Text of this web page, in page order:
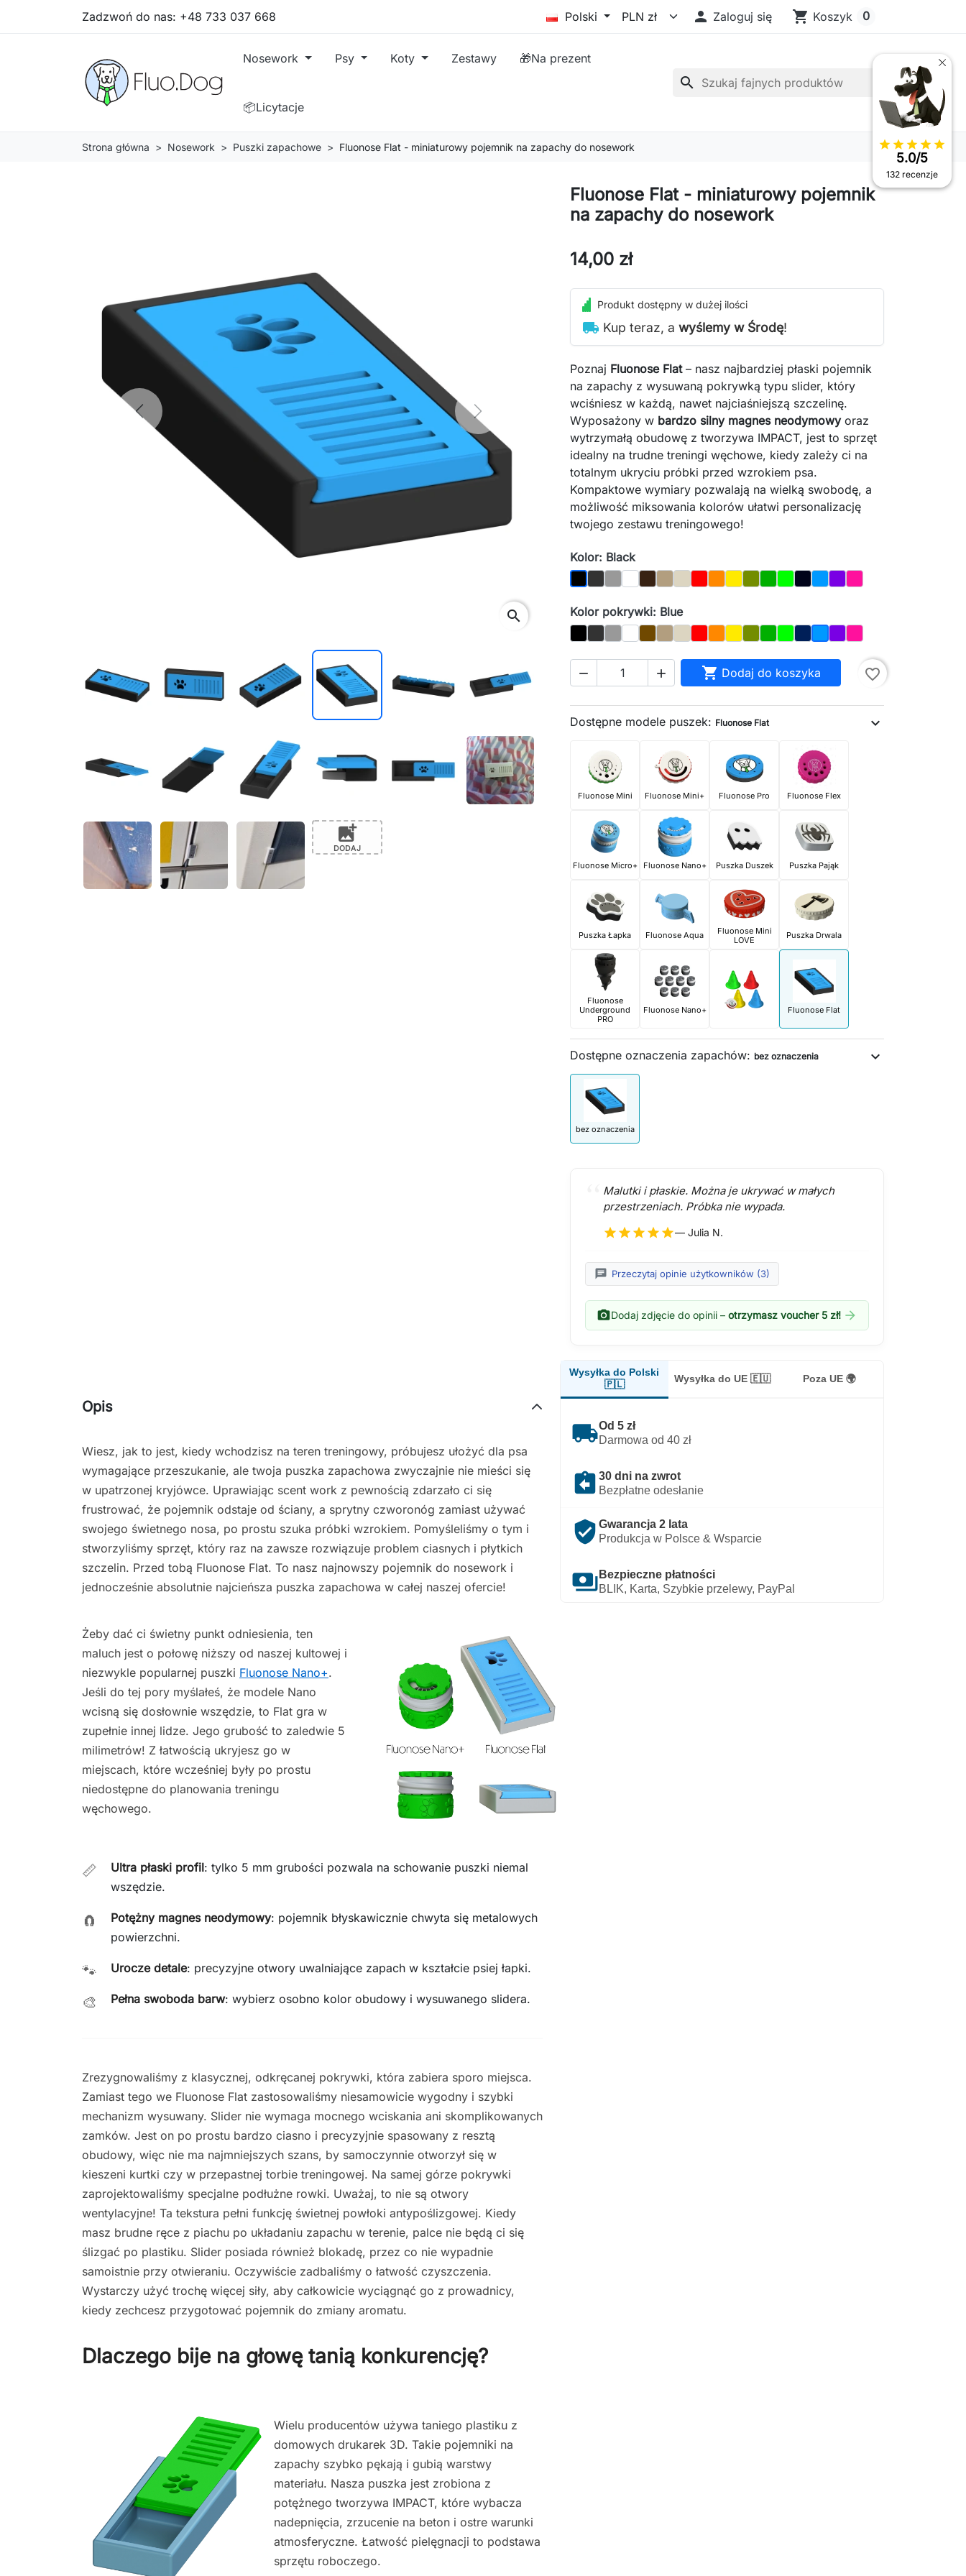
Zadzwoń do nas: +48 733 037 668 Polski  Zaloguj się shopping_cart Koszyk 0
Nosework Psy Koty Zestawy 🎁Na prezent
📦Licytacje
search
Strona główna Nosework Puszki zapachowe Fluonose Flat - miniaturowy pojemnik na zapachy do nosework
Previous Next
search
add_photo_alternate
DODAJ
Fluonose Flat - miniaturowy pojemnik
na zapachy do nosework
14,00 zł
Produkt dostępny w dużej ilości
local_shipping Kup teraz, a wyślemy w Środę!
Poznaj Fluonose Flat– nasz najbardziej płaski pojemnik
na zapachy z wysuwaną pokrywką typu slider, który
wciśniesz w każdą, nawet najciaśniejszą szczelinę.
Wyposażony w bardzo silny magnes neodymowyoraz
wytrzymałą obudowę z tworzywa IMPACT, jest to sprzęt
idealny na trudne treningi węchowe, kiedy zależy ci na
totalnym ukryciu próbki przed wzrokiem psa.
Kompaktowe wymiary pozwalają na wielką swobodę, a
możliwość miksowania kolorów ułatwi personalizację
twojego zestawu treningowego!
Kolor: Black
BlackGraphite
GrayWhiteBrown
OakBoneRedOrange
Yellow
OliveDark_Green
Light_Green
Night_Sky
BluePurpleMagenta
Kolor pokrywki: Blue
BlackGraphite
GrayWhiteBrown
OakBoneRedOrange
Yellow
OliveDark_Green
Light_Green
Night_Sky
BluePurpleMagenta
   Dodaj do koszyka favorite_border
Dostępne modele puszek: Fluonose Flat expand_more
Fluonose Mini Fluonose Mini+ Fluonose Pro Fluonose Flex
Fluonose Micro+ Fluonose Nano+ Puszka Duszek Puszka Pająk
Puszka Łapka Fluonose Aqua
Fluonose Mini
LOVE
Puszka Drwala
Fluonose
Underground
PRO
Fluonose Nano+ Fluonose Flat
Dostępne oznaczenia zapachów: bez oznaczenia expand_more
bez oznaczenia
Malutki i płaskie. Można je ukrywać w małych
przestrzeniach. Próbka nie wypada.
star star star star star— Julia N.
chat Przeczytaj opinie użytkowników (3)
photo_cameraDodaj zdjęcie do opinii – otrzymasz voucher 5 zł! arrow_forward
Wysyłka do Polski
🇵🇱
Wysyłka do UE 🇪🇺 Poza UE 🌍
local_shippingOd 5 zł
Darmowa od 40 zł
assignment_return 30 dni na zwrot
Bezpłatne odesłanie
verified_user Gwarancja 2 lata
Produkcja w Polsce & Wsparcie
payments Bezpieczne płatności
BLIK, Karta, Szybkie przelewy, PayPal
Opis
Wiesz, jak to jest, kiedy wchodzisz na teren treningowy, próbujesz ułożyć dla psa
wymagające przeszukanie, ale twoja puszka zapachowa zwyczajnie nie mieści się
w upatrzonej kryjówce. Uprawiając scent work z pewnością zdarzało ci się
frustrować, że pojemnik odstaje od ściany, a sprytny czworonóg zamiast używać
swojego świetnego nosa, po prostu szuka próbki wzrokiem. Pomyśleliśmy o tym i
stworzyliśmy sprzęt, który raz na zawsze rozwiązuje problem ciasnych i płytkich
szczelin. Przed tobą Fluonose Flat. To nasz najnowszy pojemnik do nosework i
jednocześnie absolutnie najcieńsza puszka zapachowa w całej naszej ofercie!
Żeby dać ci świetny punkt odniesienia, ten
maluch jest o połowę niższy od naszej kultowej i
niezwykle popularnej puszki Fluonose Nano+.
Jeśli do tej pory myślałeś, że modele Nano
wcisną się dosłownie wszędzie, to Flat gra w
zupełnie innej lidze. Jego grubość to zaledwie 5
milimetrów! Z łatwością ukryjesz go w
miejscach, które wcześniej były po prostu
niedostępne do planowania treningu
węchowego.
📏 Ultra płaski profil: tylko 5 mm grubości pozwala na schowanie puszki niemal
wszędzie.
🧲 Potężny magnes neodymowy: pojemnik błyskawicznie chwyta się metalowych
powierzchni.
🐾 Urocze detale: precyzyjne otwory uwalniające zapach w kształcie psiej łapki.
🎨 Pełna swoboda barw: wybierz osobno kolor obudowy i wysuwanego slidera.
Zrezygnowaliśmy z klasycznej, odkręcanej pokrywki, która zabiera sporo miejsca.
Zamiast tego we Fluonose Flat zastosowaliśmy niesamowicie wygodny i szybki
mechanizm wysuwany. Slider nie wymaga mocnego wciskania ani skomplikowanych
zamków. Jest on po prostu bardzo ciasno i precyzyjnie spasowany z resztą
obudowy, więc nie ma najmniejszych szans, by samoczynnie otworzył się w
kieszeni kurtki czy w przepastnej torbie treningowej. Na samej górze pokrywki
zaprojektowaliśmy specjalne podłużne rowki. Uważaj, to nie są otwory
wentylacyjne! Ta tekstura pełni funkcję świetnej powłoki antypoślizgowej. Kiedy
masz brudne ręce z piachu po układaniu zapachu w terenie, palce nie będą ci się
ślizgać po plastiku. Slider posiada również blokadę, przez co nie wypadnie
samoistnie przy otwieraniu. Oczywiście zadbaliśmy o łatwość czyszczenia.
Wystarczy użyć trochę więcej siły, aby całkowicie wyciągnąć go z prowadnicy,
kiedy zechcesz przygotować pojemnik do zmiany aromatu.
Dlaczego bije na głowę tanią konkurencję?
Wielu producentów używa taniego plastiku z
domowych drukarek 3D. Takie pojemniki na
zapachy szybko pękają i gubią warstwy
materiału. Nasza puszka jest zrobiona z
potężnego tworzywa IMPACT, które wybacza
nadepnięcia, zrzucenie na beton i ostre warunki
atmosferyczne. Łatwość pielęgnacji to podstawa
sprzętu roboczego.
star star star star star
5.0/5
132 recenzje